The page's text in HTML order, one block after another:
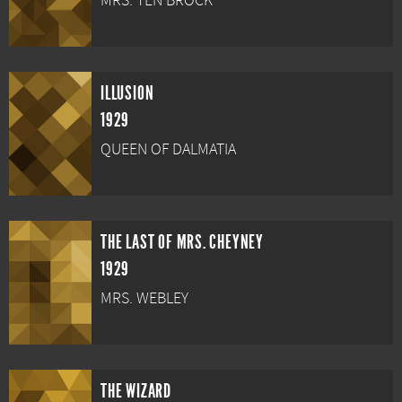
ILLUSION
1929
QUEEN OF DALMATIA
THE LAST OF MRS. CHEYNEY
1929
MRS. WEBLEY
THE WIZARD